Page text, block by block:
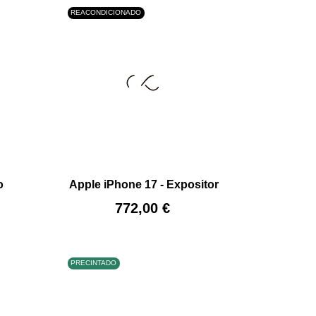
REACONDICIONADO
Apple iPhone 17 - Expositor
Precio
772,00 €
AÑADIR AL CARRITO
PRECINTADO